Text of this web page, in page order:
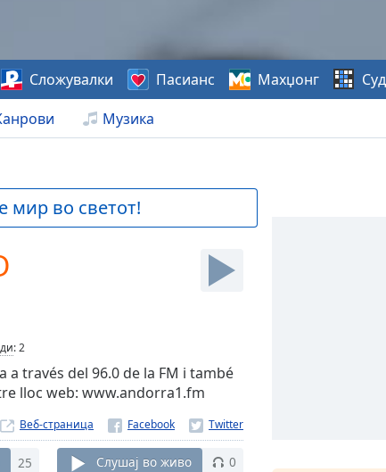
Музика
Сложувалки Пасианс Махџонг
мир во светот!
:2
a través del 96.0 de la FM i també
lloc web: www.andorra1.fm
Веб-страница
25 Слушај во живо 0